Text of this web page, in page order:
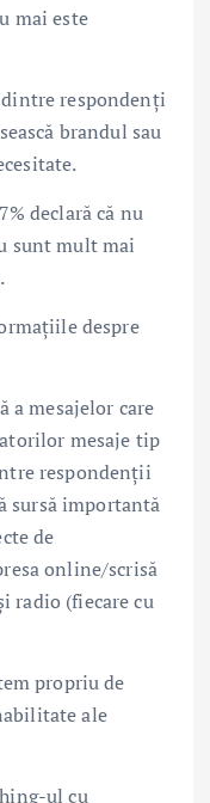
mai este
dintre respondenți
brandul sau
declară că nu
sunt mult mai
despre
a mesajelor care
mesaje tip
respondenții
sursă importantă
de
online/scrisă
radio (fiecare cu
propriu de
ale
ul cu